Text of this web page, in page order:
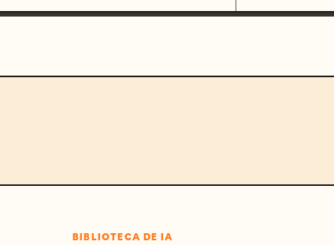
BIBLIOTECA DE IA